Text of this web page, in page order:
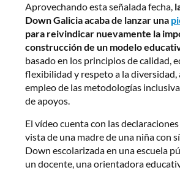
Aprovechando esta señalada fecha,
Down Galicia acaba de lanzar una
para reivindicar nuevamente la
construcción de un modelo
basado en los principios de calidad,
flexibilidad y respeto a la diversidad,
empleo de las metodologías
de apoyos.
El vídeo cuenta con las
vista de una madre de una niña con
Down escolarizada en una escuela
un docente, una orientadora